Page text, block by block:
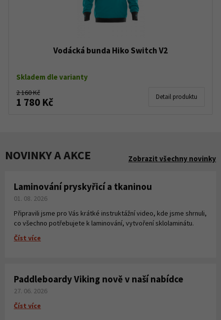
Vodácká bunda Hiko Switch V2
Skladem dle varianty
2 160 Kč
1 780 Kč Detail produktu
NOVINKY A AKCE Zobrazit všechny novinky
Laminování pryskyřicí a tkaninou
01. 08. 2026
Připravili jsme pro Vás krátké instruktážní video, kde jsme shrnuli,
co všechno potřebujete k laminování, vytvoření sklolaminátu.
Číst více
Paddleboardy Viking nově v naší nabídce
27. 06. 2026
Číst více